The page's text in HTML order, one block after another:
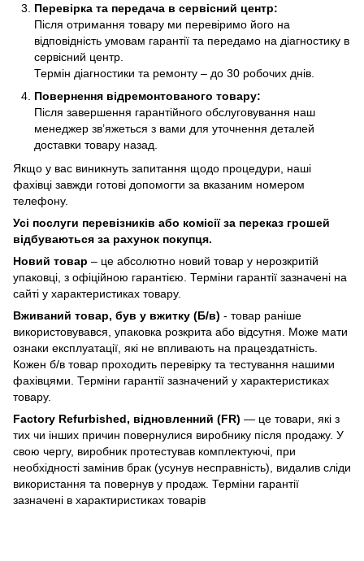
Перевірка та передача в сервісний центр:
Після отримання товару ми перевіримо його на
відповідність умовам гарантії та передамо на діагностику в
сервісний центр.
Термін діагностики та ремонту – до 30 робочих днів.
Повернення відремонтованого товару:
Після завершення гарантійного обслуговування наш
менеджер зв’яжеться з вами для уточнення деталей
доставки товару назад.
Якщо у вас виникнуть запитання щодо процедури, наші
фахівці завжди готові допомогти за вказаним номером
телефону.
Усі послуги перевізників або комісії за переказ грошей
відбуваються за рахунок покупця.
Новий товар – це абсолютно новий товар у нерозкритій
упаковці, з офіційною гарантією. Терміни гарантії зазначені на
сайті у характеристиках товару.
Вживаний товар, був у вжитку (Б/в) - товар раніше
використовувався, упаковка розкрита або відсутня. Може мати
ознаки експлуатації, які не впливають на працездатність.
Кожен б/в товар проходить перевірку та тестування нашими
фахівцями. Терміни гарантії зазначений у характеристиках
товару.
Factory Refurbished, відновленний (FR) — це товари, які з
тих чи інших причин повернулися виробнику після продажу. У
свою чергу, виробник протестував комплектуючі, при
необхідності замінив брак (усунув несправність), видалив сліди
використання та повернув у продаж. Терміни гарантії
зазначені в характиристиках товарів